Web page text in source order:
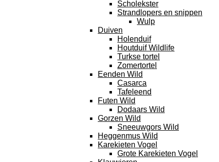
Scholekster
Strandlopers en snippen
Wulp
Duiven
Holenduif
Houtduif Wildlife
Turkse tortel
Zomertortel
Eenden Wild
Casarca
Tafeleend
Futen Wild
Dodaars Wild
Gorzen Wild
Sneeuwgors Wild
Heggenmus Wild
Karekieten Vogel
Grote Karekieten Vogel